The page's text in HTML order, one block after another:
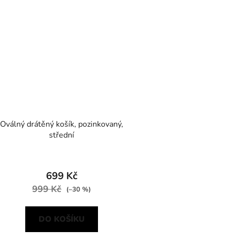
Oválný drátěný košík, pozinkovaný,
střední
699 Kč
999 Kč (–30 %)
DO KOŠÍKU